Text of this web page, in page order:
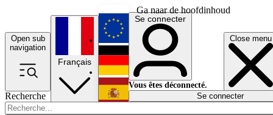
Ga naar de hoofdinhoud
Open sub
navigation
Close menu
Recherche
Français
English
Deutsch
Español
Se connecter
Vous êtes déconnecté.
Se connecter